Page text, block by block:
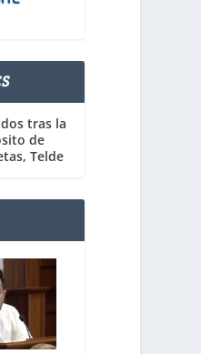
tras la
de
Telde